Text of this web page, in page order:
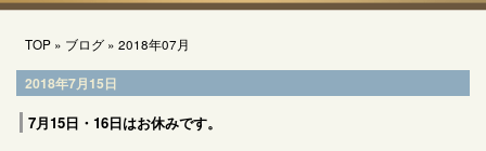
TOP » ブログ » 2018年07月
2018年7月15日
7月15日・16日はお休みです。